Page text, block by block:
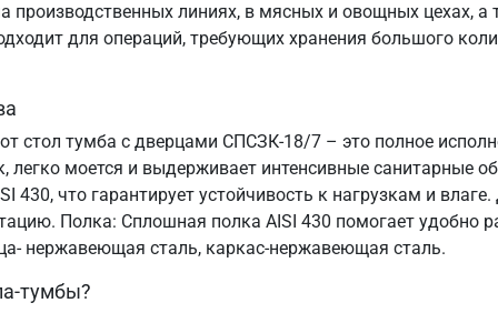
линиях, в мясных и овощных цехах, а
для операций, требующих хранения большого
стол тумба с дверцами СПСЗК-18/7 – это полное
легко моется и выдерживает интенсивные санитарные
что гарантирует устойчивость к нагрузкам и
Полка: Сплошная полка AISI 430 помогает удобно
нержавеющая сталь, каркас-нержавеющая сталь.
тумбы?